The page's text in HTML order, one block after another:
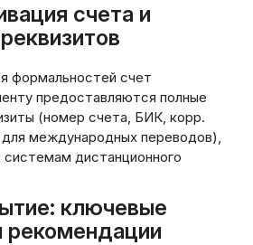
счета и
формальностей счет
предоставляются полные
(номер счета, БИК, корр.
международных переводов),
дистанционного
ключевые
рекомендации